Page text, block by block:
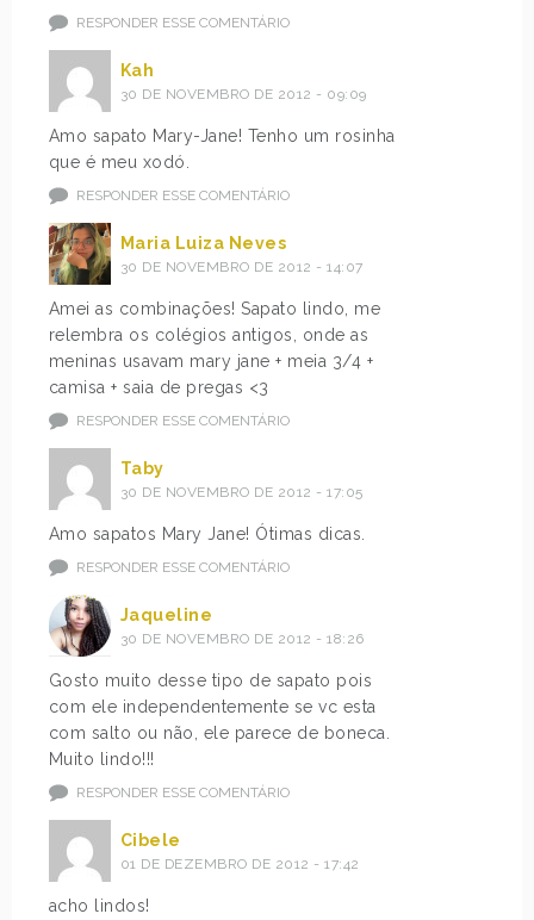
RESPONDER ESSE COMENTÁRIO
Kah
30 DE NOVEMBRO DE 2012 - 09:09
Amo sapato Mary-Jane! Tenho um rosinha
que é meu xodó.
RESPONDER ESSE COMENTÁRIO
Maria Luiza Neves
30 DE NOVEMBRO DE 2012 - 14:07
Amei as combinações! Sapato lindo, me
relembra os colégios antigos, onde as
meninas usavam mary jane + meia 3/4 +
camisa + saia de pregas <3
RESPONDER ESSE COMENTÁRIO
Taby
30 DE NOVEMBRO DE 2012 - 17:05
Amo sapatos Mary Jane! Ótimas dicas.
RESPONDER ESSE COMENTÁRIO
Jaqueline
30 DE NOVEMBRO DE 2012 - 18:26
Gosto muito desse tipo de sapato pois
com ele independentemente se vc esta
com salto ou não, ele parece de boneca.
Muito lindo!!!
RESPONDER ESSE COMENTÁRIO
Cibele
01 DE DEZEMBRO DE 2012 - 17:42
acho lindos!